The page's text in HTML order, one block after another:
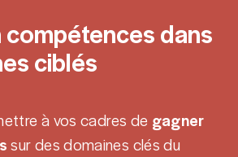
dans
ciblés
à vos cadres de gagner
sur des domaines clés du